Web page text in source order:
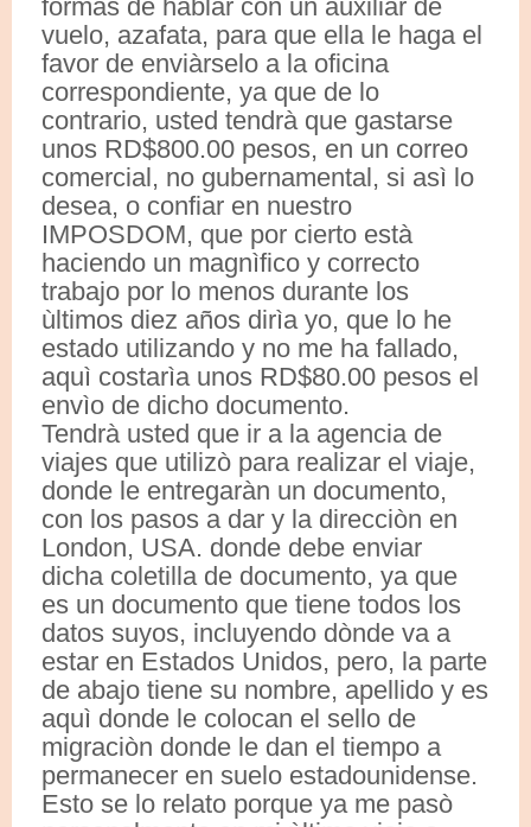
formas de hablar con un auxiliar de
vuelo, azafata, para que ella le haga el
favor de enviàrselo a la oficina
correspondiente, ya que de lo
contrario, usted tendrà que gastarse
unos RD$800.00 pesos, en un correo
comercial, no gubernamental, si asì lo
desea, o confiar en nuestro
IMPOSDOM, que por cierto està
haciendo un magnìfico y correcto
trabajo por lo menos durante los
ùltimos diez años dirìa yo, que lo he
estado utilizando y no me ha fallado,
aquì costarìa unos RD$80.00 pesos el
envìo de dicho documento.
Tendrà usted que ir a la agencia de
viajes que utilizò para realizar el viaje,
donde le entregaràn un documento,
con los pasos a dar y la direcciòn en
London, USA. donde debe enviar
dicha coletilla de documento, ya que
es un documento que tiene todos los
datos suyos, incluyendo dònde va a
estar en Estados Unidos, pero, la parte
de abajo tiene su nombre, apellido y es
aquì donde le colocan el sello de
migraciòn donde le dan el tiempo a
permanecer en suelo estadounidense.
Esto se lo relato porque ya me pasò